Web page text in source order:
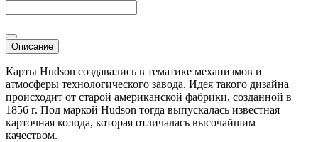
Описание
Карты Hudson создавались в тематике механизмов и
атмосферы технологического завода. Идея такого дизайна
происходит от старой американской фабрики, созданной в
1856 г. Под маркой Hudson тогда выпускалась известная
карточная колода, которая отличалась высочайшим
качеством.